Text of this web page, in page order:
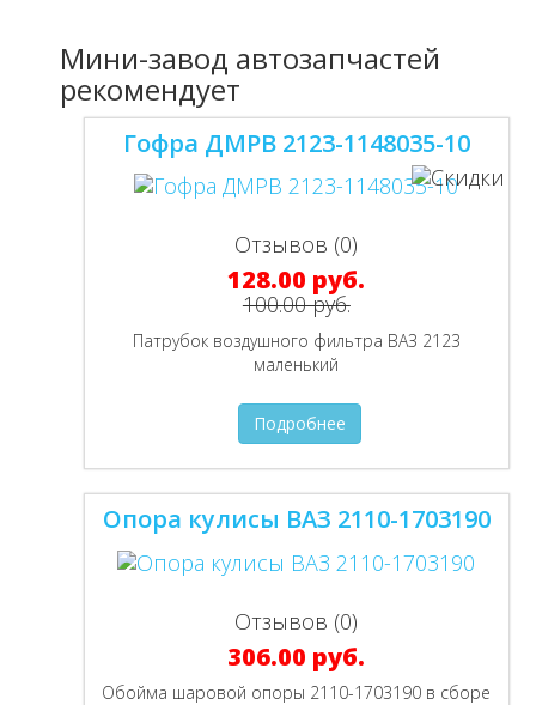
Мини-завод автозапчастей
рекомендует
Гофра ДМРВ 2123-1148035-10
Отзывов (0)
128.00 руб.
100.00 руб.
Патрубок воздушного фильтра ВАЗ 2123
маленький
Подробнее
Опора кулисы ВАЗ 2110-1703190
Отзывов (0)
306.00 руб.
Обойма шаровой опоры 2110-1703190 в сборе